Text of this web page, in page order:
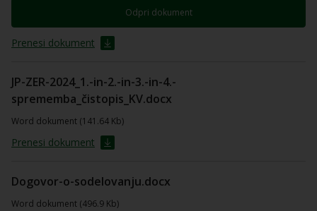
Odpri dokument
Prenesi dokument
JP-ZER-2024_1.-in-2.-in-3.-in-4.-
sprememba_čistopis_KV.docx
Word dokument (141.64 Kb)
Prenesi dokument
Dogovor-o-sodelovanju.docx
Word dokument (496.9 Kb)